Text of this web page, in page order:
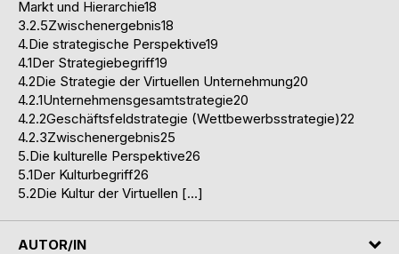
Markt und Hierarchie18
3.2.5Zwischenergebnis18
4.Die strategische Perspektive19
4.1Der Strategiebegriff19
4.2Die Strategie der Virtuellen Unternehmung20
4.2.1Unternehmensgesamtstrategie20
4.2.2Geschäftsfeldstrategie (Wettbewerbsstrategie)22
4.2.3Zwischenergebnis25
5.Die kulturelle Perspektive26
5.1Der Kulturbegriff26
5.2Die Kultur der Virtuellen […]
AUTOR/IN